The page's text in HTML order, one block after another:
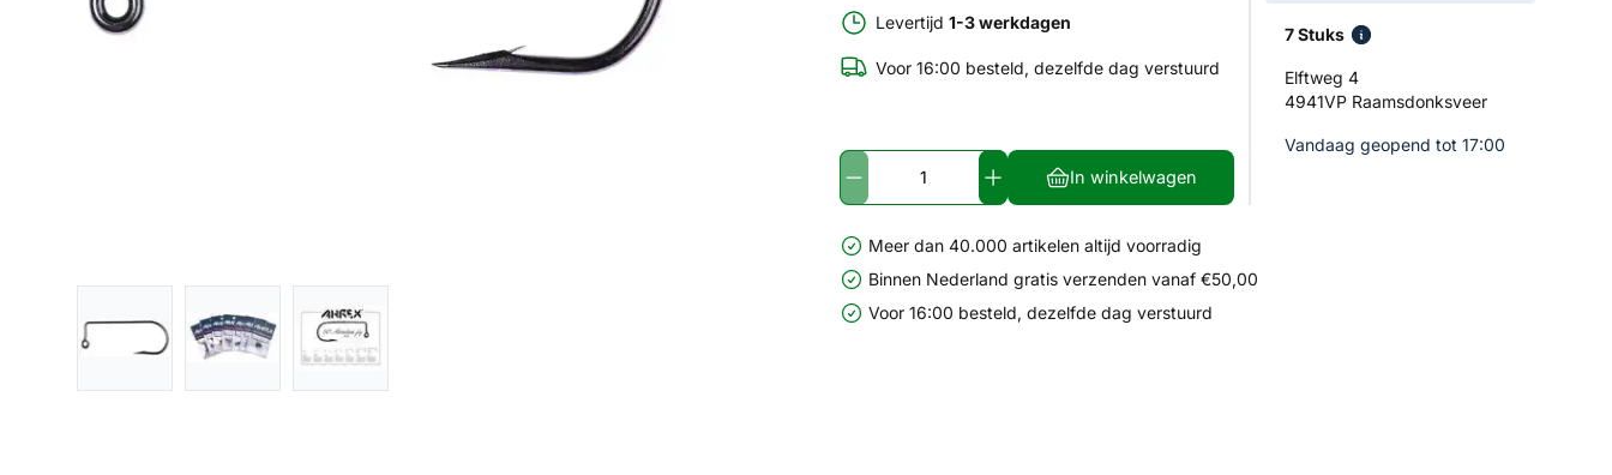
Levertijd 1-3 werkdagen
Voor 16:00 besteld, dezelfde dag verstuurd
In winkelwagen
7 Stuks
Elftweg 4
4941VP Raamsdonksveer
Vandaag geopend tot 17:00
Meer dan 40.000 artikelen altijd voorradig
Binnen Nederland gratis verzenden vanaf €50,00
Voor 16:00 besteld, dezelfde dag verstuurd